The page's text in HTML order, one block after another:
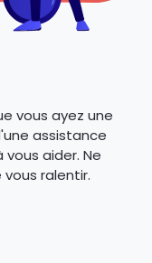
vous ayez une
assistance
aider. Ne
ralentir.